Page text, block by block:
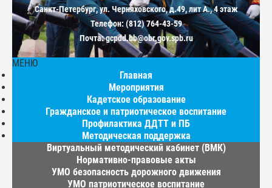
Санкт-Петербург, ул. Черняховского, д.49, лит А., 4 этаж
Телефон: (812) 764-43-59
Почта: gcpdd.bb@obr.gov.spb.ru
МЕНЮ
Главная
Мероприятия
Кадетское образование
Гражданское и патриотическое воспитание
Профилактика ДДТТ и ПБ
Методическая поддержка
Виртуальный методический кабинет (ВМК)
Нормативно-правовые акты
УМО безопасность дорожного движения
УМО патриотическое воспитание